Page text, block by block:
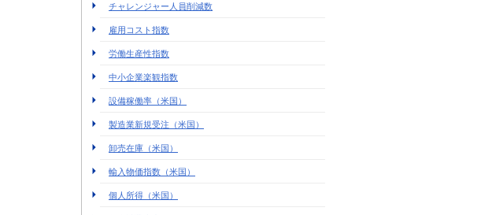
チャレンジャー人員削減数
雇用コスト指数
労働生産性指数
中小企業楽観指数
設備稼働率（米国）
製造業新規受注（米国）
卸売在庫（米国）
輸入物価指数（米国）
個人所得（米国）